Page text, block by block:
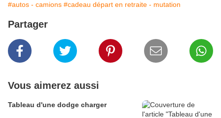
#autos - camions #cadeau départ en retraite - mutation
Partager
Vous aimerez aussi
Tableau d'une dodge charger